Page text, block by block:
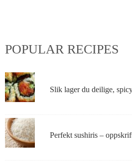
POPULAR RECIPES
Slik lager du deilige,
Perfekt sushiris –